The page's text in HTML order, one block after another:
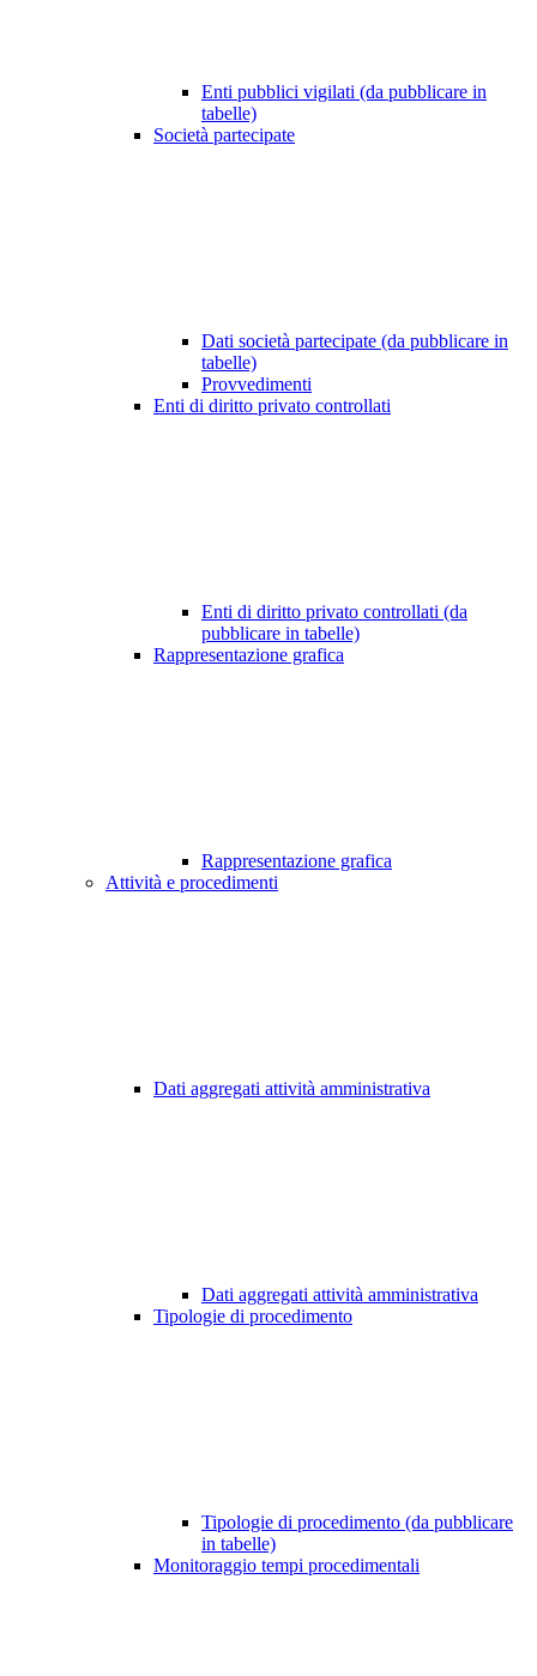
Enti pubblici vigilati (da pubblicare in
tabelle)
Società partecipate
Dati società partecipate (da pubblicare in
tabelle)
Provvedimenti
Enti di diritto privato controllati
Enti di diritto privato controllati (da
pubblicare in tabelle)
Rappresentazione grafica
Rappresentazione grafica
Attività e procedimenti
Dati aggregati attività amministrativa
Dati aggregati attività amministrativa
Tipologie di procedimento
Tipologie di procedimento (da pubblicare
in tabelle)
Monitoraggio tempi procedimentali